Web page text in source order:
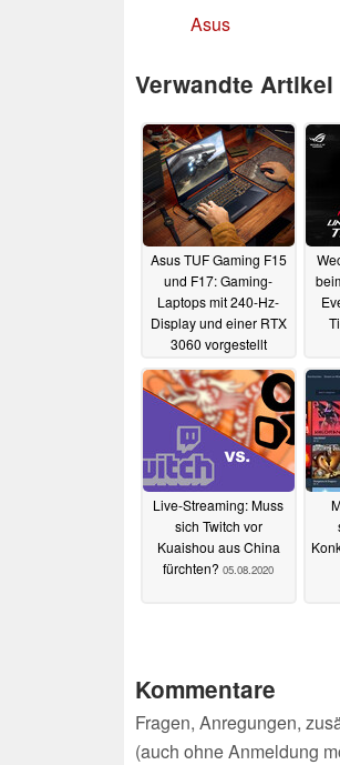
Asus
Verwandte Artikel
Asus TUF Gaming F15
und F17: Gaming-
Laptops mit 240-Hz-
Display und einer RTX
3060 vorgestellt
11.05.2021
Live-Streaming: Muss
sich Twitch vor
Kuaishou aus China
fürchten? 05.08.2020
Kommentare
Fragen, Anregungen,
(auch ohne Anmeldung